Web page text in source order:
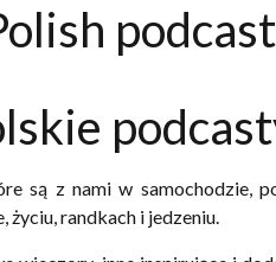
są z nami w samochodzie,
randkach i jedzeniu.